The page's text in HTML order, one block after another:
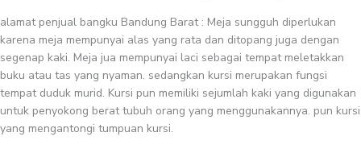
alamat penjual bangku Bandung Barat : Meja sungguh diperlukan
karena meja mempunyai alas yang rata dan ditopang juga dengan
segenap kaki. Meja jua mempunyai laci sebagai tempat meletakkan
buku atau tas yang nyaman. sedangkan kursi merupakan fungsi
tempat duduk murid. Kursi pun memiliki sejumlah kaki yang digunakan
untuk penyokong berat tubuh orang yang menggunakannya. pun kursi
yang mengantongi tumpuan kursi.